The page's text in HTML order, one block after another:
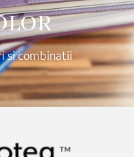
si combinatii